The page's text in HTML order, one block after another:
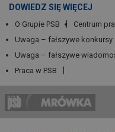
DOWIEDZ SIĘ WIĘCEJ
O Grupie PSB Centrum
Uwaga – fałszywe konkursy
Uwaga – fałszywe
Praca w PSB